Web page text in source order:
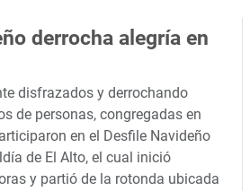
derrocha alegría en
disfrazados y derrochando
de personas, congregadas en
en el Desfile Navideño
de El Alto, el cual inició
y partió de la rotonda ubicada